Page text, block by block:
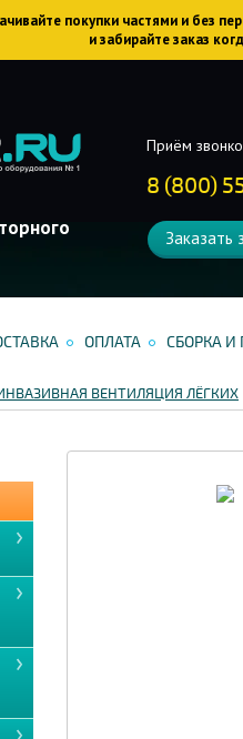
покупки частями и без
и забирайте заказ
Приём
8 (800)
Заказать
ОПЛАТА СБОРКА
ВЕНТИЛЯЦИЯ ЛЁГКИХ